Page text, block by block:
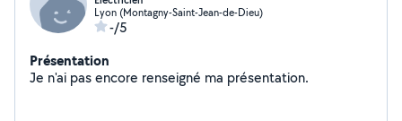
Lyon (Montagny-Saint-Jean-de-Dieu)
-/5
Présentation
Je n'ai pas encore renseigné ma présentation.